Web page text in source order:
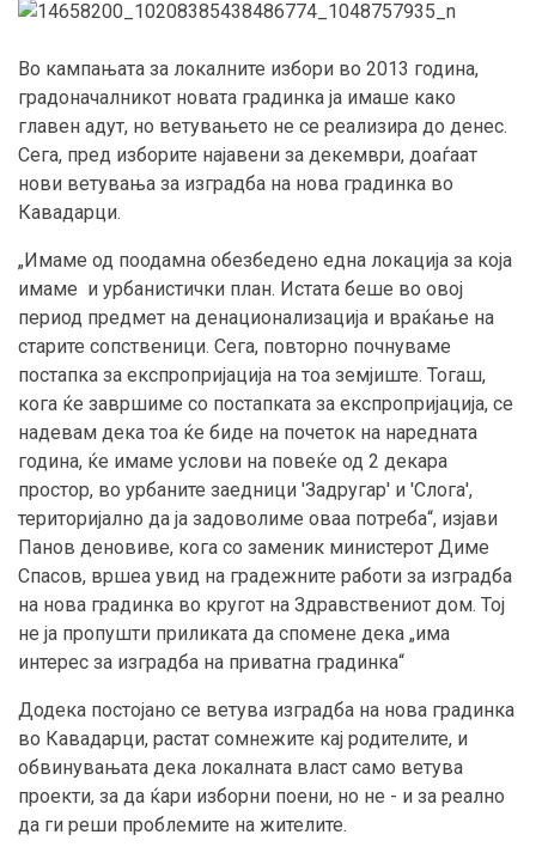
Во кампањата за локалните избори во 2013 година,
градоначалникот новата градинка ја имаше како
главен адут, но ветувањето не се реализира до денес.
Сега, пред изборите најавени за декември, доаѓаат
нови ветувања за изградба на нова градинка во
Кавадарци.
„Имаме од поодамна обезбедено една локација за која
имаме и урбанистички план. Истата беше во овој
период предмет на денационализација и враќање на
старите сопственици. Сега, повторно почнуваме
постапка за експропријација на тоа земјиште. Тогаш,
кога ќе завршиме со постапката за експропријација, се
надевам дека тоа ќе биде на почеток на наредната
година, ќе имаме услови на повеќе од 2 декара
простор, во урбаните заедници 'Задругар' и 'Слога',
територијално да ја задоволиме оваа потреба“, изјави
Панов деновиве, кога со заменик министерот Диме
Спасов, вршеа увид на градежните работи за изградба
на нова градинка во кругот на Здравствениот дом. Тој
не ја пропушти приликата да спомене дека „има
интерес за изградба на приватна градинка“
Додека постојано се ветува изградба на нова градинка
во Кавадарци, растат сомнежите кај родителите, и
обвинувањата дека локалната власт само ветува
проекти, за да ќари изборни поени, но не - и за реално
да ги реши проблемите на жителите.